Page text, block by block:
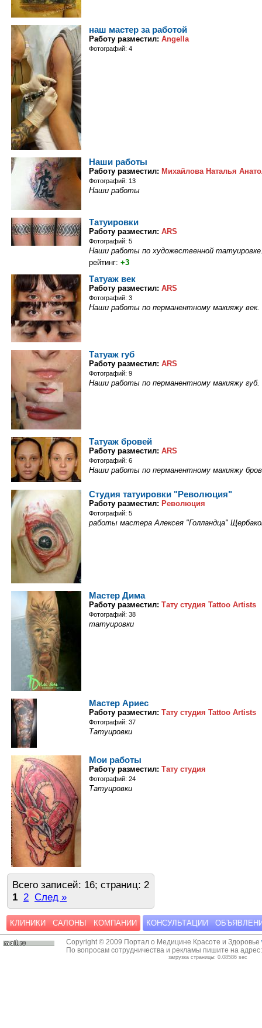
наш мастер за работой
Работу разместил: Angella
Фотографий: 4
Наши работы
Работу разместил: Михайлова Наталья
Фотографий: 13
Наши работы
Татуировки
Работу разместил: ARS
Фотографий: 5
Наши работы по художественной
рейтинг: +3
Татуаж век
Работу разместил: ARS
Фотографий: 3
Наши работы по перманентному макияжу век.
Татуаж губ
Работу разместил: ARS
Фотографий: 9
Наши работы по перманентному макияжу губ.
Татуаж бровей
Работу разместил: ARS
Фотографий: 6
Наши работы по перманентному макияжу
Студия татуировки "Революция"
Работу разместил: Революция
Фотографий: 5
работы мастера Алексея "Голландца"
Мастер Дима
Работу разместил: Тату студия Tattoo Artists
Фотографий: 38
татуировки
Мастер Ариес
Работу разместил: Тату студия Tattoo Artists
Фотографий: 37
Татуировки
Мои работы
Работу разместил: Тату студия
Фотографий: 24
Татуировки
Всего записей: 16; страниц: 2
1 2 След »
КЛИНИКИ САЛОНЫ КОМПАНИИ КОНСУЛЬТАЦИИ
Copyright © 2009 Портал о Медицине Красоте и Здоровье
По вопросам сотрудничества и рекламы пишите на
загрузка страницы: 0.08586 sec